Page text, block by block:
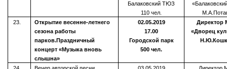
Балаковский ТЮЗ
110 чел.
23.
Открытие весенне-летнего
сезона работы
парков.Праздничный
концерт «Музыка вновь
слышна»
02.05.2019
17.00
Городской парк
500 чел.
Директор
«Дворец